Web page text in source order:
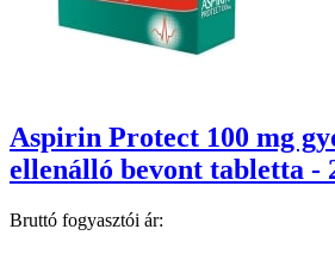
Aspirin Protect 100 mg
ellenálló bevont tabletta -
Bruttó fogyasztói ár: